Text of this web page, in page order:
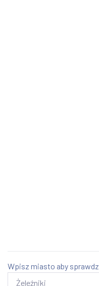
Wpisz miasto aby